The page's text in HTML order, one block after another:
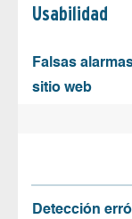
Usabilidad
Falsas
sitio web
Detección